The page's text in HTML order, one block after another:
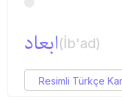
ابعاد(İb'ad)
Resimli Türkçe